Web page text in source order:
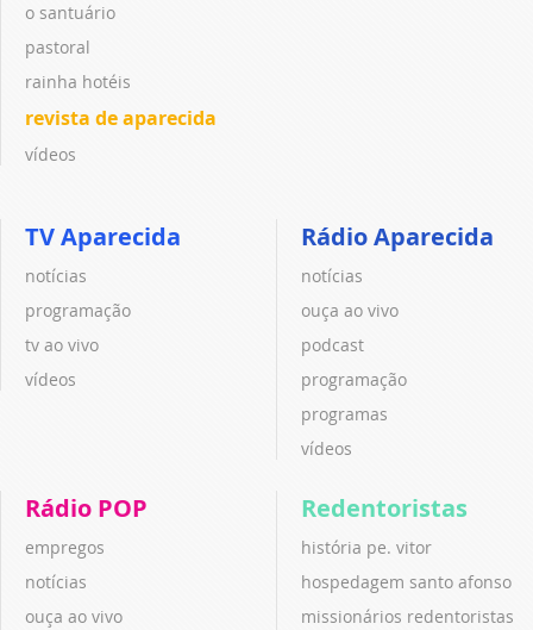
o santuário
pastoral
rainha hotéis
revista de aparecida
vídeos
TV Aparecida
notícias
programação
tv ao vivo
vídeos
Rádio Aparecida
notícias
ouça ao vivo
podcast
programação
programas
vídeos
Rádio POP
empregos
notícias
ouça ao vivo
Redentoristas
história pe. vitor
hospedagem santo afonso
missionários redentoristas